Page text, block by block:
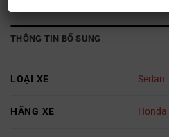
THÔNG TIN BỔ SUNG
LOẠI XE Sedan
HÃNG XE Honda